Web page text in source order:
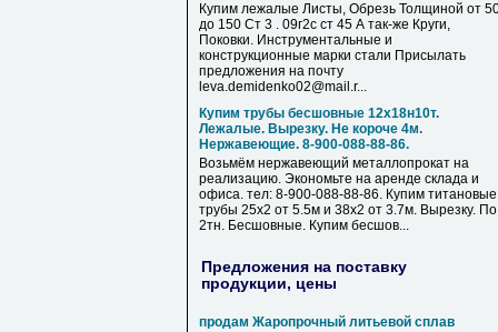
Купим лежалые Листы, Обрезь Толщиной от
до 150 Ст 3 . 09г2с ст 45 А так-же Круги,
Поковки. Инструментальные и
конструкционные марки стали Присылать
предложения на почту
leva.demidenko02@mail.r...
Купим трубы бесшовные 12х18н10т.
Лежалые. Вырезку. Не короче 4м.
Нержавеющие. 8-900-088-88-86.
Возьмём нержавеющий металлопрокат на
реализацию. Экономьте на аренде склада и
офиса. тел: 8-900-088-88-86. Купим титановые
трубы 25х2 от 5.5м и 38х2 от 3.7м. Вырезку. По
2тн. Бесшовные. Купим бесшов...
Предложения на поставку
продукции, цены
продам Жаропрочный литьевой сплав